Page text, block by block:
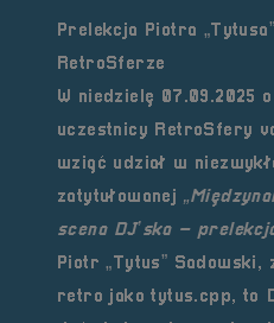
Prelekcja Piotra
RetroSferze
W niedzielę 07.09.2025
uczestnicy RetroSfery
wziąć udział w
zatytułowanej
scena DJ’ska –
Piotr „Tytus”
retro jakotytus.cpp, to